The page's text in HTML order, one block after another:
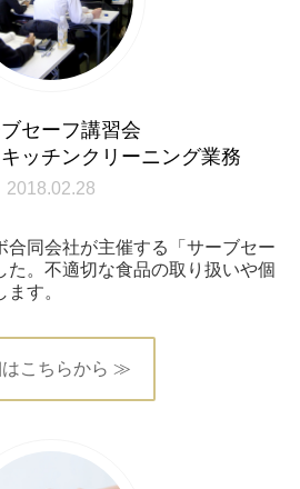
セーフ講習会
ッチンクリーニング業務
2018.02.28
合同会社が主催する「サーブセー
た。不適切な食品の取り扱いや個
す。
はこちらから ≫